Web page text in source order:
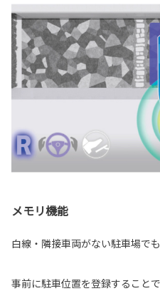
メモリ機能
白線・隣接車両がない駐車場でも
事前に駐車位置を登録すること